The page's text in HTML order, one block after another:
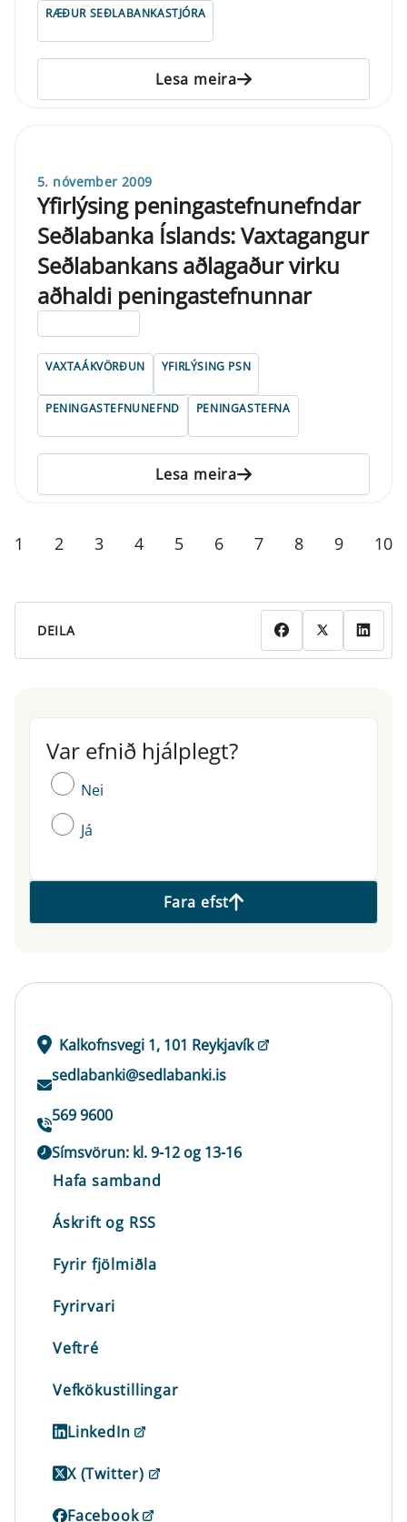
RÆÐUR SEÐLABANKASTJÓRA
Lesa meira
5. nóvember 2009
Yfirlýsing peningastefnunefndar
Seðlabanka Íslands: Vaxtagangur
Seðlabankans aðlagaður virku
aðhaldi peningastefnunnar
VAXTAÁKVÖRÐUN YFIRLÝSING PSN
PENINGASTEFNUNEFND PENINGASTEFNA
Lesa meira
1 2 3 4 5 6 7 8 9 10
DEILA
Var efnið hjálplegt?
Var efnið hjálplegt?
Nei
Já
Fara efst
Kalkofnsvegi 1, 101 Reykjavík
sedlabanki@sedlabanki.is
569 9600
Símsvörun: kl. 9-12 og 13-16
Hafa samband
Áskrift og RSS
Fyrir fjölmiðla
Fyrirvari
Veftré
Vefkökustillingar
LinkedIn
X (Twitter)
Facebook